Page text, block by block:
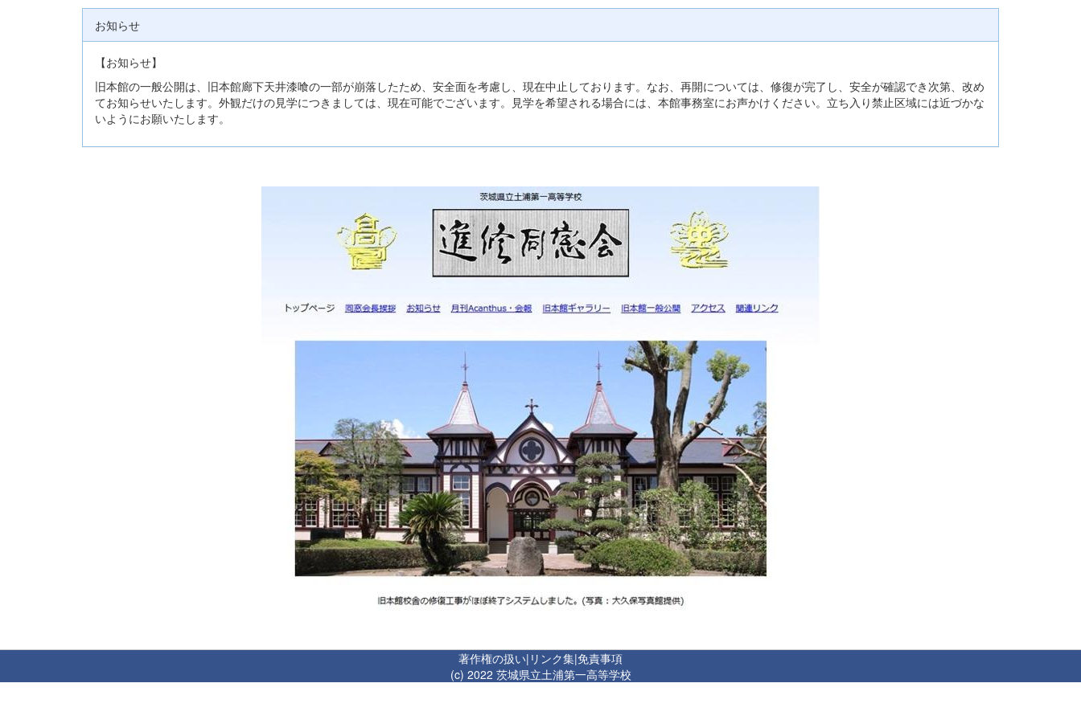
お知らせ
【お知らせ】
旧本館の一般公開は、旧本館廊下天井漆喰の一部が崩落したため、安全面を考慮し、現在中止しております。なお、再開については、修復が完了し、安全が確認でき次第、改め
てお知らせいたします。外観だけの見学につきましては、現在可能でございます。見学を希望される場合には、本館事務室にお声かけください。立ち入り禁止区域には近づかな
いようにお願いたします。
著作権の扱い| リンク集|免責事項
(c) 2022 茨城県立土浦第一高等学校